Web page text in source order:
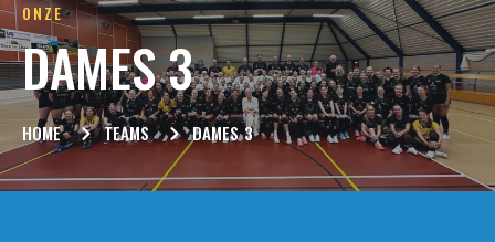
ONZE
DAMES 3
HOME TEAMS DAMES 3